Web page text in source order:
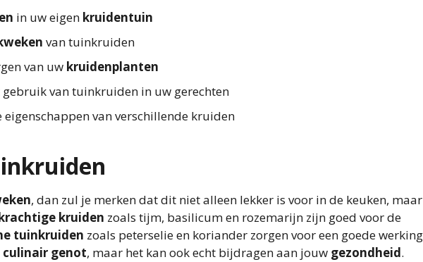
in uw eigen kruidentuin
van tuinkruiden
van uw kruidenplanten
van tuinkruiden in uw gerechten
eigenschappen van verschillende kruiden
, dan zul je merken dat dit niet alleen lekker is voor in de keuken, maar
kruiden zoals tijm, basilicum en rozemarijn zijn goed voor de
tuinkruiden zoals peterselie en koriander zorgen voor een goede werking
culinair genot, maar het kan ook echt bijdragen aan jouw gezondheid.